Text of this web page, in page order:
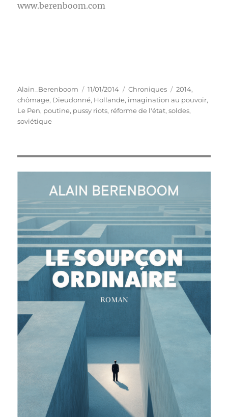
www.berenboom.com
Auteur
Alain_Berenboom
Publié
le
11/01/2014 Catégories
Chroniques Étiquettes
2014,
chômage, Dieudonné, Hollande, imagination au pouvoir,
Le Pen, poutine, pussy riots, réforme de l'état,soldes,
soviétique